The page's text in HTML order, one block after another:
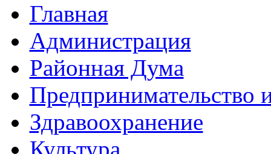
Главная
Администрация
Районная Дума
Предпринимательство
Здравоохранение